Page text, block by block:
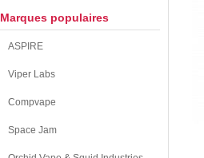
Marques populaires
ASPIRE
Viper Labs
Compvape
Space Jam